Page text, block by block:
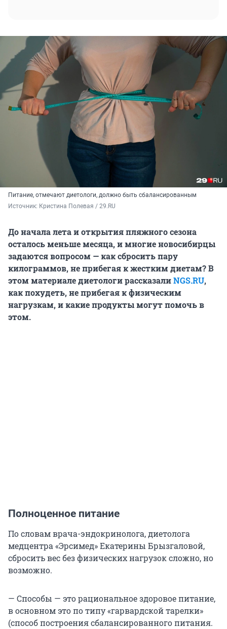
Питание, отмечают диетологи, должно быть сбалансированным
Источник: Кристина Полевая / 29.RU
До начала лета и открытия пляжного сезона
осталось меньше месяца, и многие новосибирцы
задаются вопросом — как сбросить пару
килограммов, не прибегая к жестким диетам? В
этом материале диетологи рассказалиNGS.RU,
как похудеть, не прибегая к физическим
нагрузкам, и какие продукты могут помочь в
этом.
Полноценное питание
По словам врача-эндокринолога, диетолога
медцентра «Эрсимед» Екатерины Брызгаловой,
сбросить вес без физических нагрузок сложно, но
возможно.
— Способы — это рациональное здоровое питание,
в основном это по типу «гарвардской тарелки»
(способ построения сбалансированного питания.